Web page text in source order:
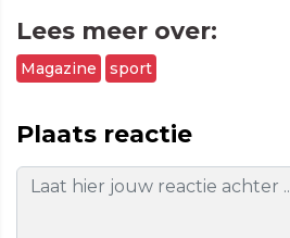
Lees meer over:
Magazine sport
Plaats reactie